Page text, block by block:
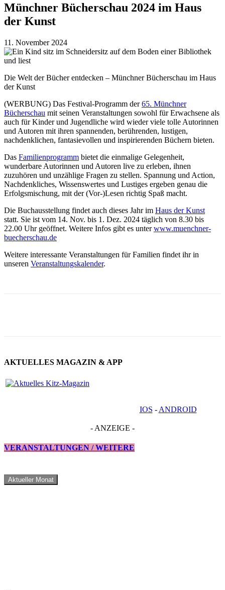
Münchner Bücherschau 2024 im Haus
der Kunst
11. November 2024
Die Welt der Bücher entdecken – Münchner Bücherschau im Haus
der Kunst
(WERBUNG) Das Festival-Programm der65. Münchner
Bücherschau mit seinen Veranstaltungen sowohl für Erwachsene als
auch für Kinder und Jugendliche wird wieder viele tolle Autorinnen
und Autoren mit ihren spannenden, berührenden, lustigen,
nachdenklichen, fantasievollen und inspirierenden Büchern bieten.
Das Familienprogramm bietet die einmalige Gelegenheit,
wunderbare Autorinnen und Autoren live zu erleben, ihnen
zuzuhören und unzählige Fragen zu stellen. Spannung und Action,
Nachdenkliches, Wissenswertes und Lustiges ergeben genau die
Erfolgsmischung, mit der (Vor-)Lesen richtig Spaß macht.
Die Buchausstellung findet auch dieses Jahr im Haus der Kunst
statt. Sie ist vom 14. Nov. bis 1. Dez. 2024 täglich von 8.30 bis
22.00 Uhr geöffnet. Weitere Infos gibt es unterwww.muenchner-
buecherschau.de
Weitere interessante Veranstaltungen für Familien findet ihr in
unseren Veranstaltungskalender.
AKTUELLES MAGAZIN & APP
IOS - ANDROID
- ANZEIGE -
VERANSTALTUNGEN / WEITERE
Aktueller Monat